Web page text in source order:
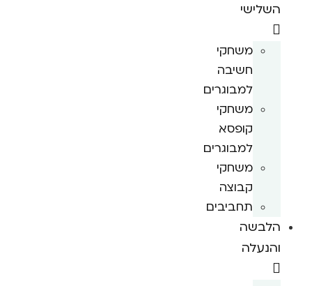
השלישי
משחקי
חשיבה
למבוגרים
משחקי
קופסא
למבוגרים
משחקי
קבוצה
תחביבים
הלבשה
והנעלה